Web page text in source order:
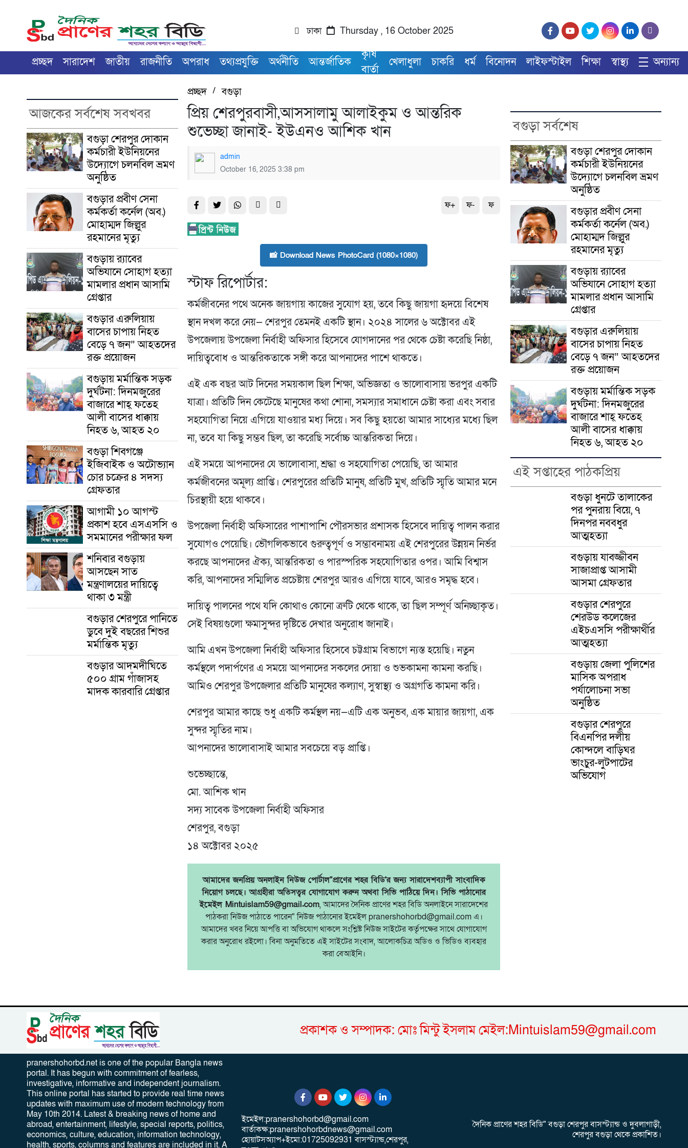
ঢাকা Thursday , 16 October 2025
প্রচ্ছদ সারাদেশ জাতীয় রাজনীতি অপরাধ তথ্যপ্রযুক্তি অর্থনীতি আন্তর্জাতিক
কৃষি
বার্তা
খেলাধুলা চাকরি ধর্ম বিনোদন লাইফস্টাইল শিক্ষা স্বাস্থ্য অন্যান্য
আজকের সর্বশেষ সবখবর
বগুড়া শেরপুর দোকান
কর্মচারী ইউনিয়নের
উদ্যোগে চলনবিল ভ্রমণ
অনুষ্ঠিত
বগুড়ার প্রবীণ সেনা
কর্মকর্তা কর্নেল (অব.)
মোহাম্মদ জিল্লুর
রহমানের মৃত্যু
‎বগুড়ায় র‍্যাবের
অভিযানে সোহাগ হত্যা
মামলার প্রধান আসামি
গ্রেপ্তার
বগুড়ার এরুলিয়ায়
বাসের চাপায় নিহত
বেড়ে ৭ জন” আহতদের
রক্ত প্রয়োজন
বগুড়ায় মর্মান্তিক সড়ক
দুর্ঘটনা: দিনমজুরের
বাজারে শাহ্ ফতেহ
আলী বাসের ধাক্কায়
নিহত ৬, আহত ২০
বগুড়া শিবগঞ্জে
ইজিবাইক ও অটোভ্যান
চোর চক্রের ৪ সদস্য
গ্রেফতার
আগামী ১০ আগস্ট
প্রকাশ হবে এসএসসি ও
সমমানের পরীক্ষার ফল
শনিবার বগুড়ায়
আসছেন সাত
মন্ত্রণালয়ের দায়িত্বে
থাকা ৩ মন্ত্রী
বগুড়ার শেরপুরে পানিতে
ডুবে দুই বছরের শিশুর
মর্মান্তিক মৃত্যু
বগুড়ার আদমদীঘিতে
৫০০ গ্রাম গাঁজাসহ
মাদক কারবারি গ্রেপ্তার
প্রচ্ছদ/বগুড়া
প্রিয় শেরপুরবাসী,আসসালামু আলাইকুম ও আন্তরিক
শুভেচ্ছা জানাই- ইউএনও আশিক খান
admin
October 16, 2025 3:38 pm
ফ+ ফ- ফ
📸 Download News PhotoCard (1080×1080)
স্টাফ রিপোর্টার:
কর্মজীবনের পথে অনেক জায়গায় কাজের সুযোগ হয়, তবে কিছু জায়গা হৃদয়ে বিশেষ
স্থান দখল করে নেয়— শেরপুর তেমনই একটি স্থান। ২০২৪ সালের ৬ অক্টোবর এই
উপজেলায় উপজেলা নির্বাহী অফিসার হিসেবে যোগদানের পর থেকে চেষ্টা করেছি নিষ্ঠা,
দায়িত্ববোধ ও আন্তরিকতাকে সঙ্গী করে আপনাদের পাশে থাকতে।
এই এক বছর আট দিনের সময়কাল ছিল শিক্ষা, অভিজ্ঞতা ও ভালোবাসায় ভরপুর একটি
যাত্রা। প্রতিটি দিন কেটেছে মানুষের কথা শোনা, সমস্যার সমাধানে চেষ্টা করা এবং সবার
সহযোগিতা নিয়ে এগিয়ে যাওয়ার মধ্য দিয়ে। সব কিছু হয়তো আমার সাধ্যের মধ্যে ছিল
না, তবে যা কিছু সম্ভব ছিল, তা করেছি সর্বোচ্চ আন্তরিকতা দিয়ে।
এই সময়ে আপনাদের যে ভালোবাসা, শ্রদ্ধা ও সহযোগিতা পেয়েছি, তা আমার
কর্মজীবনের অমূল্য প্রাপ্তি। শেরপুরের প্রতিটি মানুষ, প্রতিটি মুখ, প্রতিটি স্মৃতি আমার মনে
চিরস্থায়ী হয়ে থাকবে।
উপজেলা নির্বাহী অফিসারের পাশাপাশি পৌরসভার প্রশাসক হিসেবে দায়িত্ব পালন করার
সুযোগও পেয়েছি। ভৌগলিকভাবে গুরুত্বপূর্ণ ও সম্ভাবনাময় এই শেরপুরের উন্নয়ন নির্ভর
করছে আপনাদের ঐক্য, আন্তরিকতা ও পারস্পরিক সহযোগিতার ওপর। আমি বিশ্বাস
করি, আপনাদের সম্মিলিত প্রচেষ্টায় শেরপুর আরও এগিয়ে যাবে, আরও সমৃদ্ধ হবে।
দায়িত্ব পালনের পথে যদি কোথাও কোনো ত্রুটি থেকে থাকে, তা ছিল সম্পূর্ণ অনিচ্ছাকৃত।
সেই বিষয়গুলো ক্ষমাসুন্দর দৃষ্টিতে দেখার অনুরোধ জানাই।
আমি এখন উপজেলা নির্বাহী অফিসার হিসেবে চট্টগ্রাম বিভাগে ন্যস্ত হয়েছি। নতুন
কর্মস্থলে পদার্পণের এ সময়ে আপনাদের সকলের দোয়া ও শুভকামনা কামনা করছি।
আমিও শেরপুর উপজেলার প্রতিটি মানুষের কল্যাণ, সুস্বাস্থ্য ও অগ্রগতি কামনা করি।
শেরপুর আমার কাছে শুধু একটি কর্মস্থল নয়—এটি এক অনুভব, এক মায়ার জায়গা, এক
সুন্দর স্মৃতির নাম।
আপনাদের ভালোবাসাই আমার সবচেয়ে বড় প্রাপ্তি।
শুভেচ্ছান্তে,
মো. আশিক খান
সদ্য সাবেক উপজেলা নির্বাহী অফিসার
শেরপুর, বগুড়া
১৪ অক্টোবর ২০২৫
আমাদের জনপ্রিয় অনলাইন নিউজ পোর্টাল"প্রাণের শহর বিডি'র জন্য সারাদেশব্যাপী সাংবাদিক
নিয়োগ চলছে। আগ্রহীরা অতিসত্বর যোগাযোগ করুন অথবা সিভি পাঠিয়ে দিন। সিভি পাঠানোর
ইমেইল Mintuislam59@gmail.com, আমাদের দৈনিক প্রাণের শহর বিডি অনলাইনে সারাদেশের
পাঠকরা নিউজ পাঠাতে পারেন" নিউজ পাঠানোর ইমেইল pranershohorbd@gmail.com এ।
আমাদের খবর নিয়ে আপত্তি বা অভিযোগ থাকলে সংশ্লিষ্ট নিউজ সাইটের কর্তৃপক্ষের সাথে যোগাযোগ
করার অনুরোধ রইলো। বিনা অনুমতিতে এই সাইটের সংবাদ, আলোকচিত্র অডিও ও ভিডিও ব্যবহার
করা বেআইনি।
বগুড়া সর্বশেষ
বগুড়া শেরপুর দোকান
কর্মচারী ইউনিয়নের
উদ্যোগে চলনবিল ভ্রমণ
অনুষ্ঠিত
বগুড়ার প্রবীণ সেনা
কর্মকর্তা কর্নেল (অব.)
মোহাম্মদ জিল্লুর
রহমানের মৃত্যু
‎বগুড়ায় র‍্যাবের
অভিযানে সোহাগ হত্যা
মামলার প্রধান আসামি
গ্রেপ্তার
বগুড়ার এরুলিয়ায়
বাসের চাপায় নিহত
বেড়ে ৭ জন” আহতদের
রক্ত প্রয়োজন
বগুড়ায় মর্মান্তিক সড়ক
দুর্ঘটনা: দিনমজুরের
বাজারে শাহ্ ফতেহ
আলী বাসের ধাক্কায়
নিহত ৬, আহত ২০
এই সপ্তাহের পাঠকপ্রিয়
বগুড়া ধুনটে তালাকের
পর পুনরায় বিয়ে, ৭
দিনপর নববধুর
আত্মহত্যা
বগুড়ায় যাবজ্জীবন
সাজাপ্রাপ্ত আসামী
আসমা গ্রেফতার
বগুড়ার শেরপুরে
শেরউড কলেজের
এইচএসসি পরীক্ষার্থীর
আত্মহত্যা
বগুড়ায় জেলা পুলিশের
মাসিক অপরাধ
পর্যালোচনা সভা
অনুষ্ঠিত
বগুড়ার শেরপুরে
বিএনপির দলীয়
কোন্দলে বাড়িঘর
ভাংচুর-লুটপাটের
অভিযোগ
প্রকাশক ও সম্পাদক: মোঃ মিন্টু ইসলাম মেইল:Mintuislam59@gmail.com
pranershohorbd.net is one of the popular Bangla news
portal. It has begun with commitment of fearless,
investigative, informative and independent journalism.
This online portal has started to provide real time news
updates with maximum use of modern technology from
May 10th 2014. Latest & breaking news of home and
abroad, entertainment, lifestyle, special reports, politics,
economics, culture, education, information technology,
health, sports, columns and features are included in it. A
ইমেইল:pranershohorbd@gmail.com
বার্তাকক্ষ:pranershohorbdnews@gmail.com
হোয়াটসঅ্যাপ+ইমো:01725092931 বাসস্ট্যান্ড,শেরপুর,
দৈনিক প্রাণের শহর বিডি" বগুড়া শেরপুর বাসস্ট্যান্ড ও দুবলাগাড়ী,
শেরপুর বগুড়া থেকে প্রকাশিত।